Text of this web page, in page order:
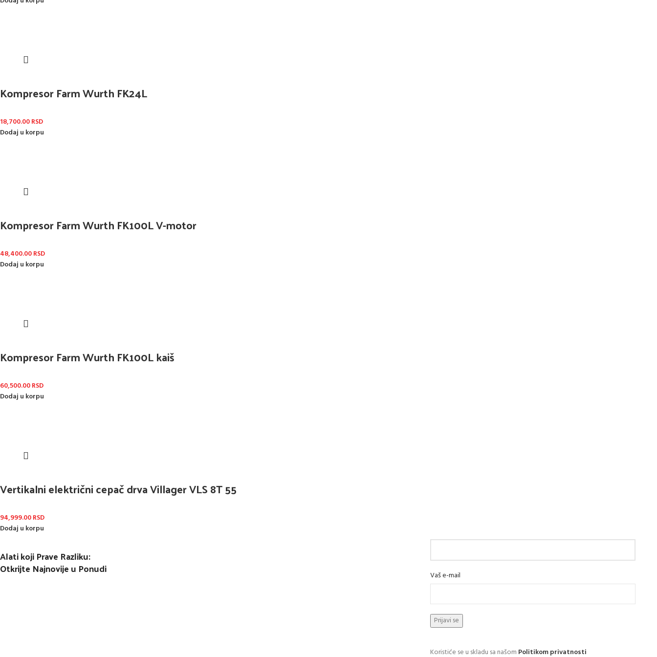
Kompresor Farm Wurth FK24L
18,700.00RSD
Dodaj u korpu
Kompresor Farm Wurth FK100L V-motor
48,400.00RSD
Dodaj u korpu
Kompresor Farm Wurth FK100L kaiš
60,500.00RSD
Dodaj u korpu
Vertikalni električni cepač drva Villager VLS 8T 55
94,999.00RSD
Dodaj u korpu
Alati koji Prave Razliku:
Otkrijte Najnovije u Ponudi Vaš e-mail
Koristiće se u skladu sa našom Politikom privatnosti